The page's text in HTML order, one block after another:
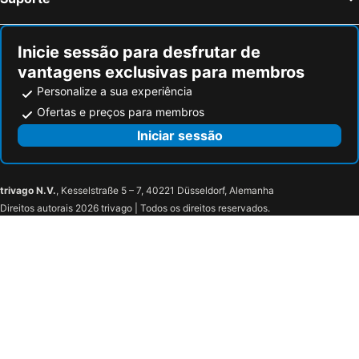
Espaco Realeza
Double rooms
Pink Door Guesthouse
Access Paddington
The 37 Suites
Hopfan Bed And Breakfast
Dorking, bed and breakfasts
Inicie sessão para desfrutar de
vantagens exclusivas para membros
Personalize a sua experiência
Ofertas e preços para membros
Iniciar sessão
trivago N.V., Kesselstraße 5 – 7, 40221 Düsseldorf, Alemanha
Direitos autorais 2026 trivago | Todos os direitos reservados.